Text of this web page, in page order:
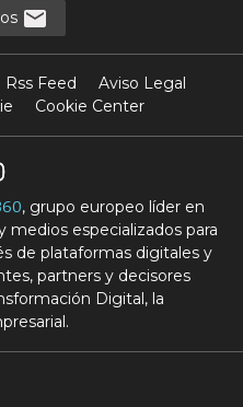
Rss Feed
Aviso Legal
Cookie Center
, grupo europeo líder en
especializados para
de plataformas digitales y
partners y decisores
Digital, la